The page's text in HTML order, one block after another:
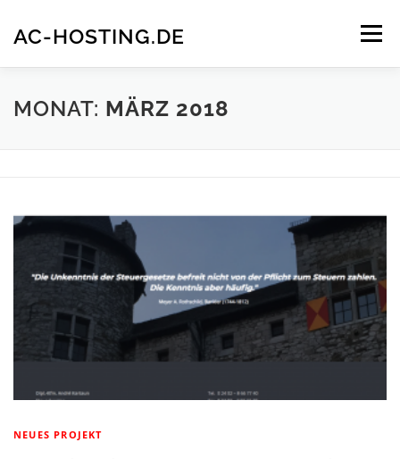
springen
AC-HOSTING.DE Menü
IMPRESSUM DATENSCHUTZERKLÄRUNG
MONAT: MÄRZ 2018
NEUES PROJEKT